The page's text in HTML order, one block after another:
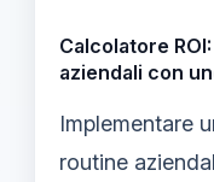
Calcolatore
aziendali con
Implementare
routine